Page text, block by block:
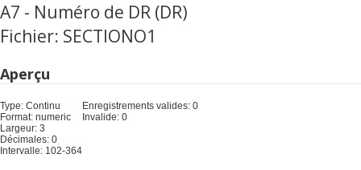
A7 - Numéro de DR (DR)
Fichier: SECTIONO1
Aperçu
Type: Continu
Format: numeric
Largeur: 3
Décimales: 0
Intervalle: 102-364
Enregistrements valides: 0
Invalide: 0